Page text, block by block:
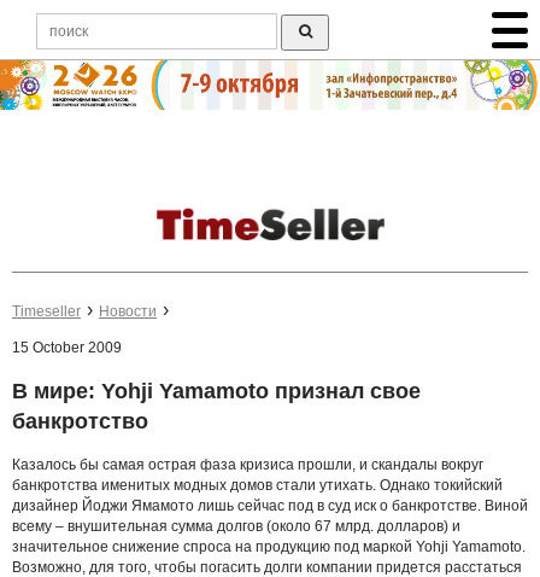
Timeseller Новости
15 October 2009
В мире: Yohji Yamamoto признал свое
банкротство
Казалось бы самая острая фаза кризиса прошли, и скандалы вокруг
банкротства именитых модных домов стали утихать. Однако токийский
дизайнер Йоджи Ямамото лишь сейчас под в суд иск о банкротстве. Виной
всему – внушительная сумма долгов (около 67 млрд. долларов) и
значительное снижение спроса на продукцию под маркой Yohji Yamamoto.
Возможно, для того, чтобы погасить долги компании придется расстаться